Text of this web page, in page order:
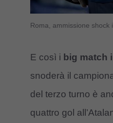
Roma, ammissione
E così i big match
snoderà il
del terzo turno è
quattro gol